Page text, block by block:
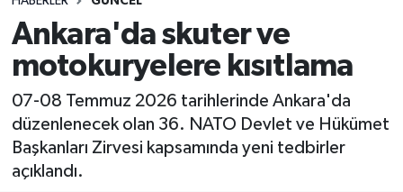
Ankara'da skuter ve
motokuryelere kısıtlama
07-08 Temmuz 2026 tarihlerinde Ankara'da
düzenlenecek olan 36. NATO Devlet ve Hükümet
Başkanları Zirvesi kapsamında yeni tedbirler
açıklandı.
Süper Lig Puan Durumu ve Fikstür
Son Dakika Haberleri
Haber Arşivi